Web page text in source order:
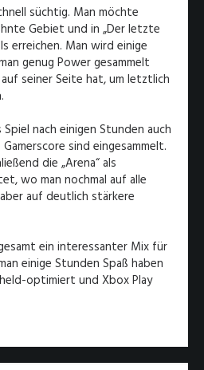
süchtig. Man möchte
Gebiet und in „Der letzte
erreichen. Man wird einige
genug Power gesammelt
seiner Seite hat, um letztlich
nach einigen Stunden auch
sind eingesammelt.
die „Arena“ als
wo man nochmal auf alle
auf deutlich stärkere
ein interessanter Mix für
einige Stunden Spaß haben
optimiert und Xbox Play